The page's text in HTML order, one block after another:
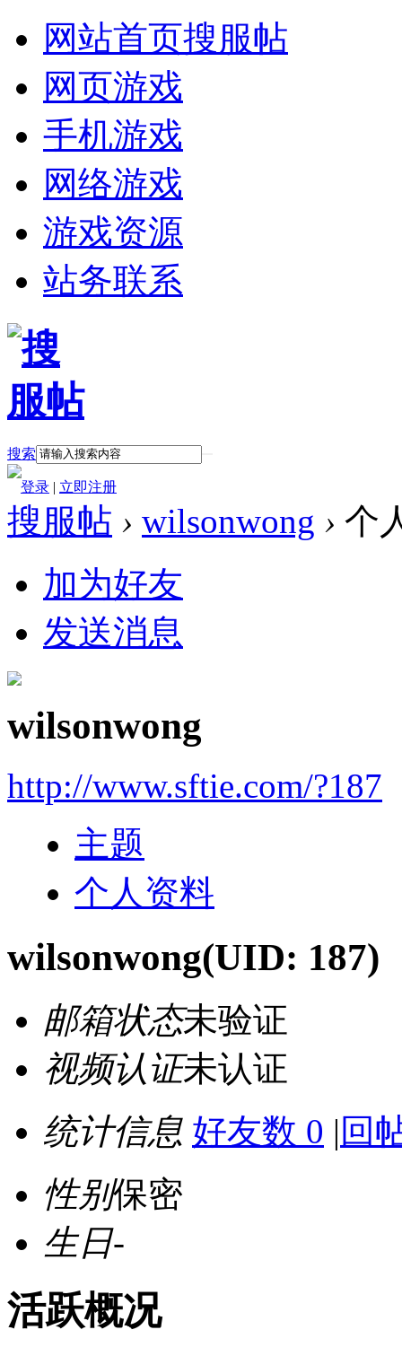
网站首页搜服帖
网页游戏
手机游戏
网络游戏
游戏资源
站务联系
搜索
登录 | 立即注册
搜服帖 › wilsonwong › 个
加为好友
发送消息
wilsonwong
http://www.sftie.com/?187
主题
个人资料
wilsonwong(UID: 187)
邮箱状态未验证
视频认证未认证
统计信息 好友数 0 | 回
性别保密
生日-
活跃概况